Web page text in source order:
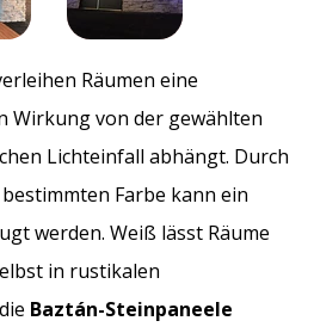
Räumen eine
Wirkung von der gewählten
Lichteinfall abhängt. Durch
Farbe kann ein
werden. Weiß lässt Räume
in rustikalen
Baztán-Steinpaneele